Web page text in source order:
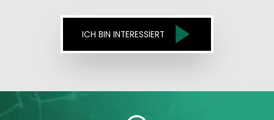
ICH BIN INTERESSIERT